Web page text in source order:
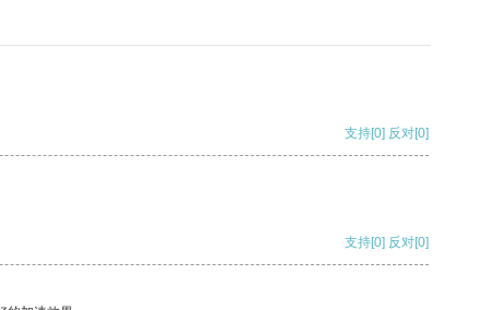
支持[0] 反对[0]
支持[0] 反对[0]